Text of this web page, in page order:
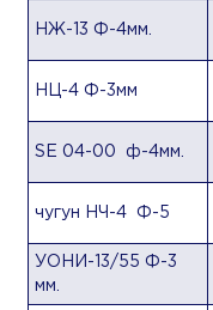
НЖ-13 Ф-4мм.
НЦ-4 Ф-3мм
SE 04-00 ф-4мм.
чугун НЧ-4 Ф-5
УОНИ-13/55 Ф-3
мм.